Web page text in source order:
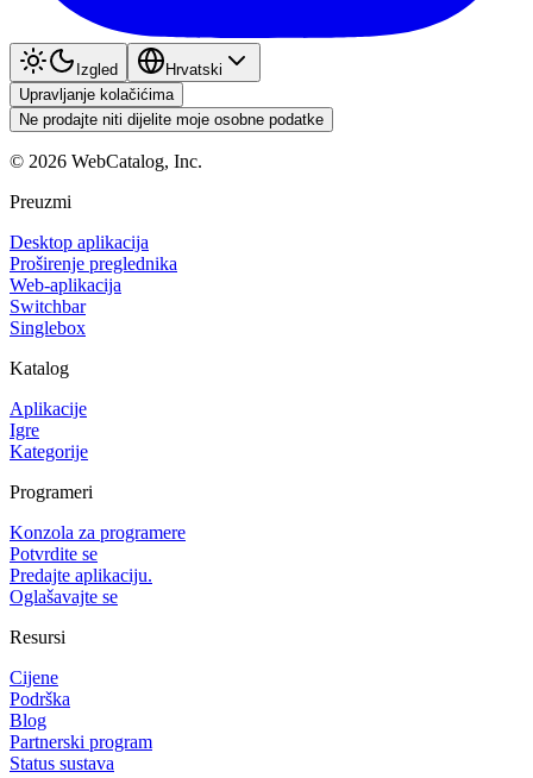
Izgled
Hrvatski
Upravljanje kolačićima
Ne prodajte niti dijelite moje osobne podatke
© 2026 WebCatalog, Inc.
Preuzmi
Desktop aplikacija
Proširenje preglednika
Web-aplikacija
Switchbar
Singlebox
Katalog
Aplikacije
Igre
Kategorije
Programeri
Konzola za programere
Potvrdite se
Predajte aplikaciju.
Oglašavajte se
Resursi
Cijene
Podrška
Blog
Partnerski program
Status sustava